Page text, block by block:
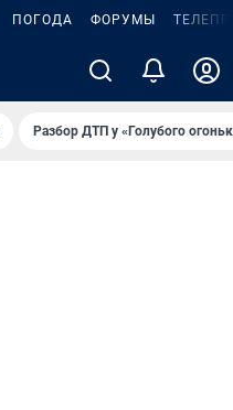
ПОГОДА ФОРУМЫ
Разбор ДТП у «Голубого